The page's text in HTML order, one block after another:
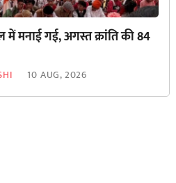
मनाई गई, अगस्त क्रांति की 84
10 AUG, 2026